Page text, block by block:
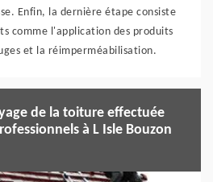
Enfin, la dernière étape consiste
comme l'application des produits
et la réimperméabilisation.
de la toiture effectuée
à L Isle Bouzon